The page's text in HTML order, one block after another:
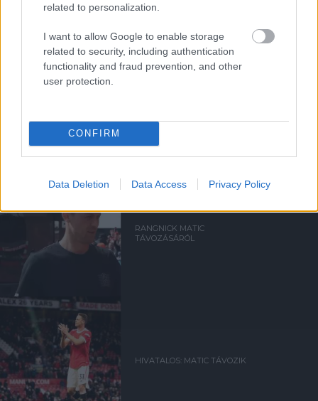
related to personalization.
I want to allow Google to enable storage
related to security, including authentication
functionality and fraud prevention, and other
user protection.
CONFIRM
Data Deletion Data Access Privacy Policy
RANGNICK MATIC
TÁVOZÁSÁRÓL
HIVATALOS: MATIC TÁVOZIK